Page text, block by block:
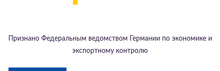
Признано Федеральным ведомством Германии по экономике и
экспортному контролю